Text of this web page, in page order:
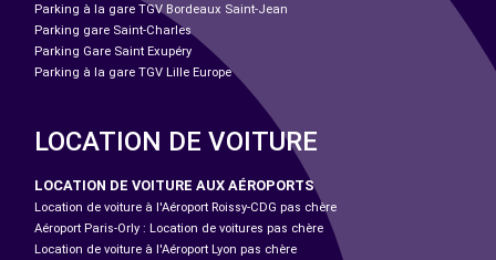
Parking à la gare TGV Bordeaux Saint-Jean
Parking gare Saint-Charles
Parking Gare Saint Exupéry
Parking à la gare TGV Lille Europe
LOCATION DE VOITURE
LOCATION DE VOITURE AUX AÉROPORTS
Location de voiture à l'Aéroport Roissy-CDG pas chère
Aéroport Paris-Orly : Location de voitures pas chère
Location de voiture à l'Aéroport Lyon pas chère